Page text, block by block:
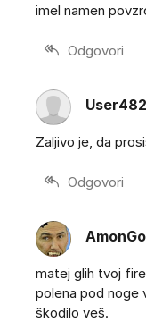
imel namen
Odgovori
Zaljivo je, da
Odgovori
matej glih tvoj
polena pod noge
škodilo veš.